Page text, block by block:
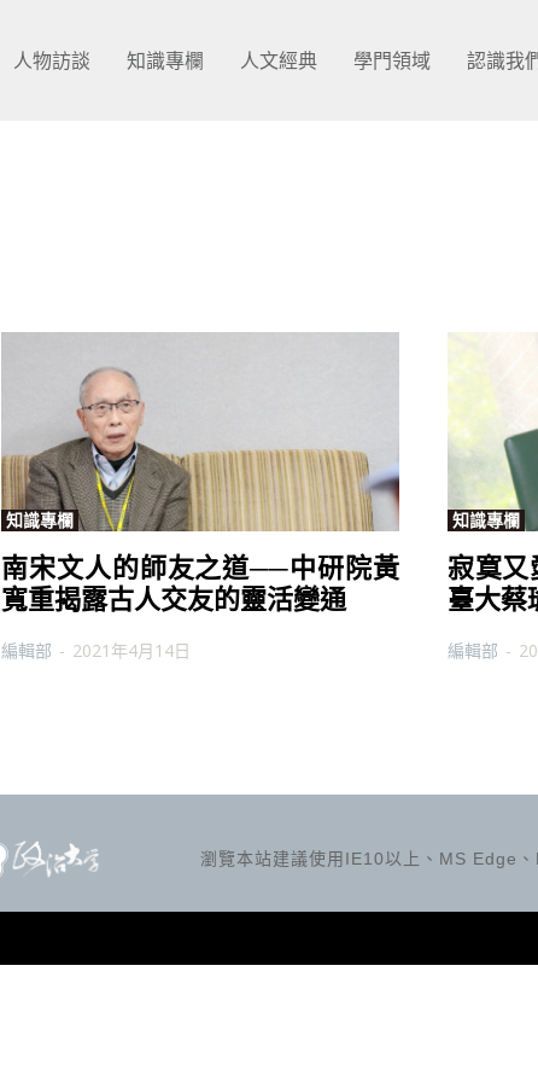
人物訪談 知識專欄 人文經典 學門領域 認識我
知識專欄
南宋文人的師友之道──中研院黃
寬重揭露古人交友的靈活變通
編輯部 - 2021年4月14日
知識專欄
寂寞
臺大蔡
編輯部 -
瀏覽本站建議使用IE10以上、MS Edge